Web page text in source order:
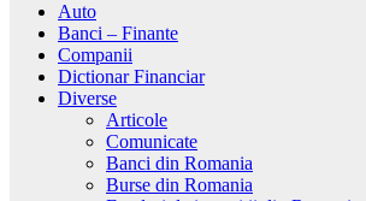
Auto
Banci – Finante
Companii
Dictionar Financiar
Diverse
Articole
Comunicate
Banci din Romania
Burse din Romania